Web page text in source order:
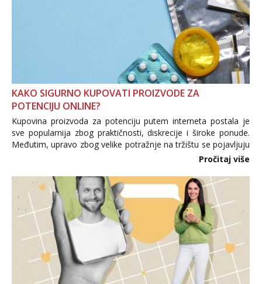
KAKO SIGURNO KUPOVATI PROIZVODE ZA
POTENCIJU ONLINE?
Kupovina proizvoda za potenciju putem interneta postala je
sve popularnija zbog praktičnosti, diskrecije i široke ponude.
Međutim, upravo zbog velike potražnje na tržištu se pojavljuju
i brojni krivotvoreni proizvodi, nepouzdane internetske
Pročitaj više